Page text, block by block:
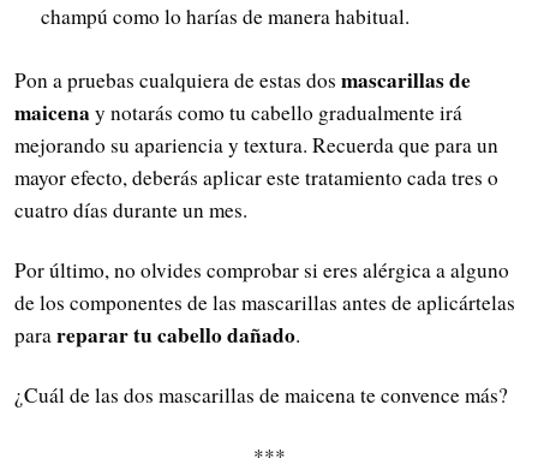
champú como lo harías de manera habitual.
Pon a pruebas cualquiera de estas dos mascarillas de
maicena y notarás como tu cabello gradualmente irá
mejorando su apariencia y textura. Recuerda que para un
mayor efecto, deberás aplicar este tratamiento cada tres o
cuatro días durante un mes.
Por último, no olvides comprobar si eres alérgica a alguno
de los componentes de las mascarillas antes de aplicártelas
parareparar tu cabello dañado.
¿Cuál de las dos mascarillas de maicena te convence más?